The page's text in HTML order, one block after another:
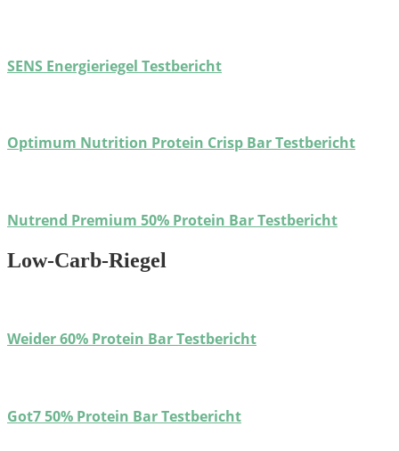
SENS Energieriegel Testbericht
Optimum Nutrition Protein Crisp Bar Testbericht
Nutrend Premium 50% Protein Bar Testbericht
Low-Carb-Riegel
Weider 60% Protein Bar Testbericht
Got7 50% Protein Bar Testbericht